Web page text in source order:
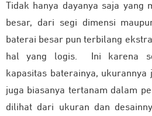
Tidak hanya dayanya saja
besar, dari segi dimensi
baterai besar pun terbilang
hal yang logis. Ini karena
kapasitas baterainya, ukurannya
juga biasanya tertanam dalam
dilihat dari ukuran dan